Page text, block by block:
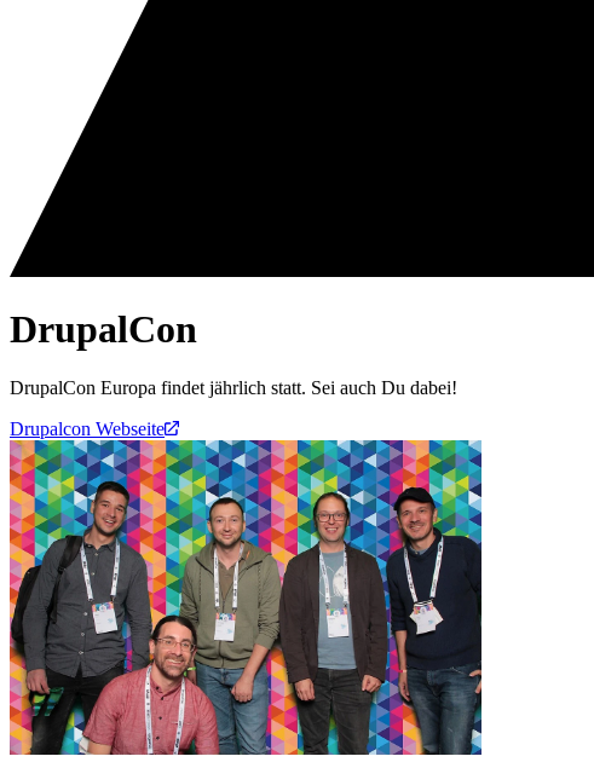
DrupalCon
DrupalCon Europa findet jährlich statt. Sei auch Du dabei!
Drupalcon Webseite